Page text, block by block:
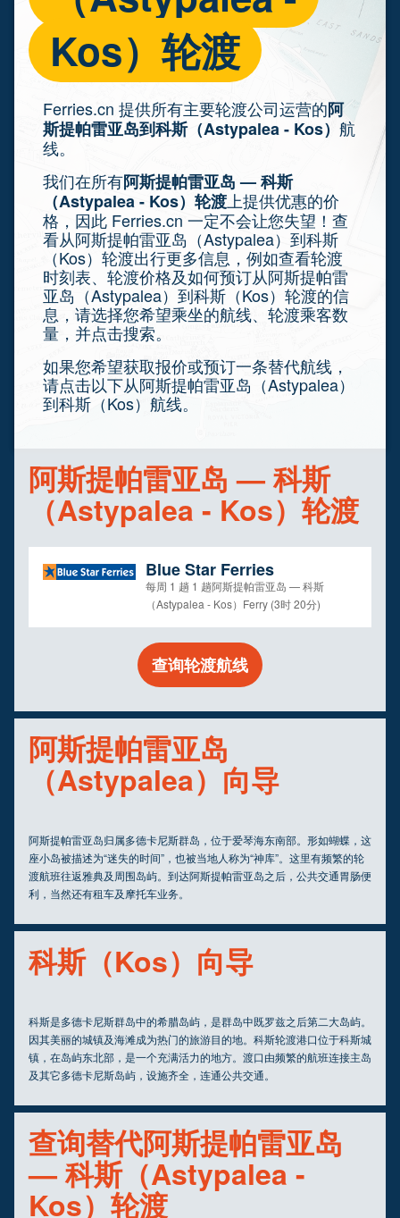
Kos）轮渡
Ferries.cn 提供所有主要轮渡公司运营的阿
斯提帕雷亚岛到科斯（Astypalea - Kos） 航
线。
我们在所有阿斯提帕雷亚岛 — 科斯
（Astypalea - Kos）轮渡 上提供优惠的价
格，因此 Ferries.cn 一定不会让您失望！查
看从阿斯提帕雷亚岛（Astypalea）到科斯
（Kos）轮渡出行更多信息，例如查看轮渡
时刻表、轮渡价格及如何预订从阿斯提帕雷
亚岛（Astypalea）到科斯（Kos）轮渡的信
息，请选择您希望乘坐的航线、轮渡乘客数
量，并点击搜索。
如果您希望获取报价或预订一条替代航线，
请点击以下从阿斯提帕雷亚岛（Astypalea）
到科斯（Kos）航线。
阿斯提帕雷亚岛 — 科斯
（Astypalea - Kos）轮渡
Blue Star Ferries
每周 1 趟 1 趟阿斯提帕雷亚岛 — 科斯
（Astypalea - Kos）Ferry (3时 20分)
查询轮渡航线
阿斯提帕雷亚岛
（Astypalea）向导
阿斯提帕雷亚岛归属多德卡尼斯群岛，位于爱琴海东南部。形如蝴蝶，这
座小岛被描述为“迷失的时间”，也被当地人称为“神库”。这里有频繁的轮
渡航班往返雅典及周围岛屿。到达阿斯提帕雷亚岛之后，公共交通胃肠便
利，当然还有租车及摩托车业务。
科斯（Kos）向导
科斯是多德卡尼斯群岛中的希腊岛屿，是群岛中既罗兹之后第二大岛屿。
因其美丽的城镇及海滩成为热门的旅游目的地。科斯轮渡港口位于科斯城
镇，在岛屿东北部，是一个充满活力的地方。渡口由频繁的航班连接主岛
及其它多德卡尼斯岛屿，设施齐全，连通公共交通。
查询替代阿斯提帕雷亚岛
— 科斯（Astypalea -
Kos）轮渡